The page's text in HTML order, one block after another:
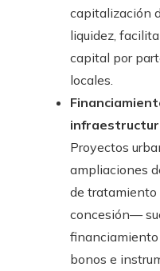
capitalización
liquidez,
capital por
locales.
Proyectos
ampliaciones
de tratamiento
concesión—
financiamiento
bonos e